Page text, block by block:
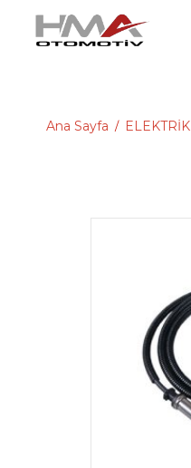
Ana Sayfa / ELEKTRİK